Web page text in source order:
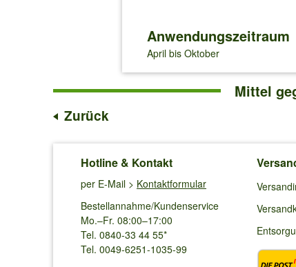
Anwendungszeitraum
April bis Oktober
Mittel
Zurück
Hotline & Kontakt
per E-Mail > Kontaktformular
Bestellannahme/Kundenservice
Mo.–Fr. 08:00–17:00
Tel. 0840-33 44 55*
Tel. 0049-6251-1035-99